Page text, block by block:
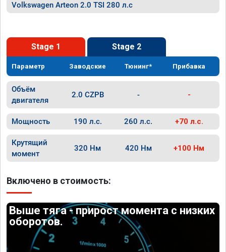
Volkswagen Arteon 2.0 TSI 280 л.с
Stage 1 Stage 2
Параметр Заводские Тюнинг* Прибавка
Объём
двигателя
2.0 CZPB - -
Мощность 190 л.с. 260 л.с. +70 л.с.
Крутящий
момент
320 Нм 420 Нм +100 Нм
Включено в стоимость:
Выше тяга - прирост момента с низких
оборотов.